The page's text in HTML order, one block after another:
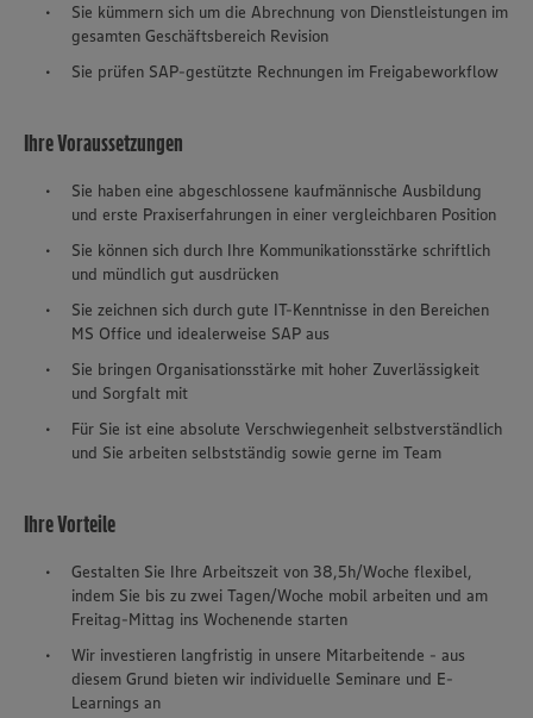
Sie kümmern sich um die Abrechnung von Dienstleistungen im
gesamten Geschäftsbereich Revision
Sie prüfen SAP-gestützte Rechnungen im Freigabeworkflow
Ihre Voraussetzungen
Sie haben eine abgeschlossene kaufmännische Ausbildung
und erste Praxiserfahrungen in einer vergleichbaren Position
Sie können sich durch Ihre Kommunikationsstärke schriftlich
und mündlich gut ausdrücken
Sie zeichnen sich durch gute IT-Kenntnisse in den Bereichen
MS Office und idealerweise SAP aus
Sie bringen Organisationsstärke mit hoher Zuverlässigkeit
und Sorgfalt mit
Für Sie ist eine absolute Verschwiegenheit selbstverständlich
und Sie arbeiten selbstständig sowie gerne im Team
Ihre Vorteile
Gestalten Sie Ihre Arbeitszeit von 38,5h/Woche flexibel,
indem Sie bis zu zwei Tagen/Woche mobil arbeiten und am
Freitag-Mittag ins Wochenende starten
Wir investieren langfristig in unsere Mitarbeitende - aus
diesem Grund bieten wir individuelle Seminare und E-
Learnings an